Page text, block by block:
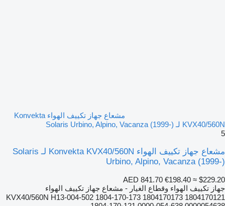
مشعاع جهاز تكييف الهواء Konvekta
KVX40/560N لـ Solaris Urbino, Alpino, Vacanza (1999-)
5
مشعاع جهاز تكييف الهواء Konvekta KVX40/560N لـ Solaris
Urbino, Alpino, Vacanza (1999-)
AED 841.70 €198.40 ≈ $229.20
جهاز تكييف الهواء وقطاع الغيار - مشعاع جهاز تكييف الهواء
KVX40/560N H13-004-502 1804-170-173 1804170173 1804170121